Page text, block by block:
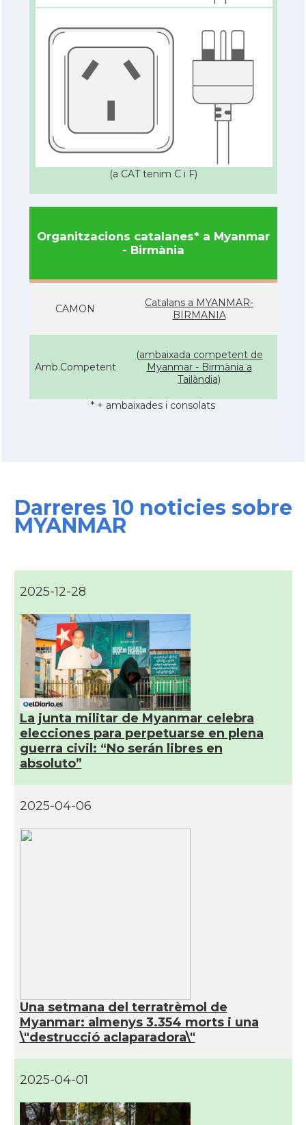
(a CAT tenim C i F)
Organitzacions catalanes* a Myanmar
- Birmània
CAMON
Catalans a MYANMAR-
BIRMANIA
Amb.Competent
(ambaixada competent de
Myanmar - Birmània a
Tailàndia)
* + ambaixades i consolats
Darreres 10 noticies sobre
MYANMAR
2025-12-28
La junta militar de Myanmar celebra
elecciones para perpetuarse en plena
guerra civil: “No serán libres en
absoluto”
2025-04-06
Una setmana del terratrèmol de
Myanmar: almenys 3.354 morts i una
\"destrucció aclaparadora\"
2025-04-01